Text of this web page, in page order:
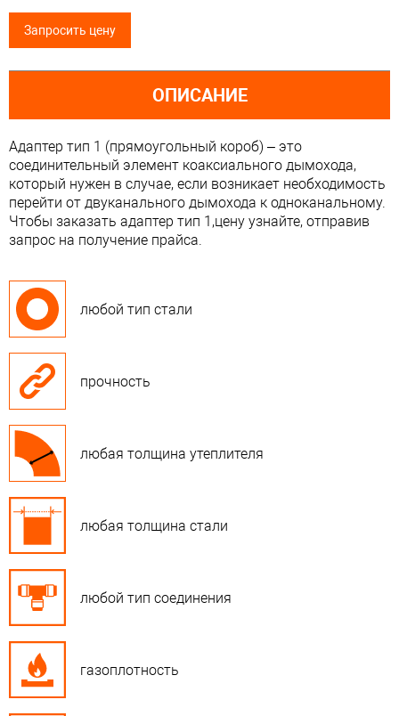
Запросить цену
ОПИСАНИЕ
Адаптер тип 1 (прямоугольный короб) – это
соединительный элемент коаксиального дымохода,
который нужен в случае, если возникает необходимость
перейти от двуканального дымохода к одноканальному.
Чтобы заказать адаптер тип 1,цену узнайте, отправив
запрос на получение прайса.
любой тип стали
прочность
любая толщина утеплителя
любая толщина стали
любой тип соединения
газоплотность